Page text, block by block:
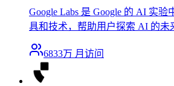
Google Labs 是 Google 的 AI 实
具和技术，帮助用户探索 AI 的未
6833万 月访问